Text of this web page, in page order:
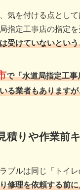
気を付ける点とし
指定工事店の指定
受けていないとい
で「水道局指定工
る業者もあります
積りや作業前
ブルは同じ「トイ
修理を依頼する前